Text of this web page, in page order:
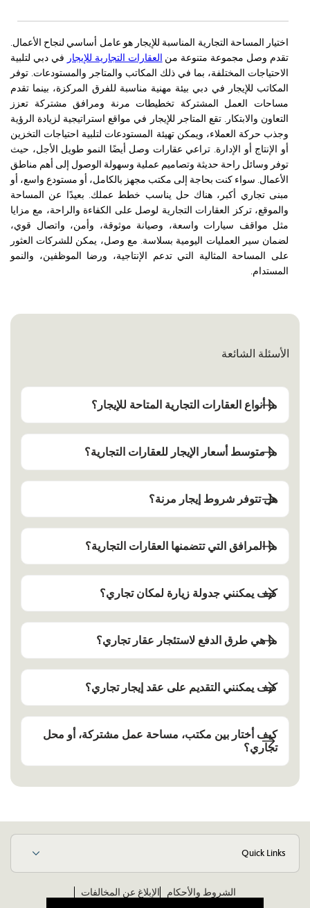
اختيار المساحة التجارية المناسبة للإيجار هو عامل أساسي لنجاح الأعمال.
تقدم وصل مجموعة متنوعة من العقارات التجارية للإيجار في دبي لتلبية
الاحتياجات المختلفة، بما في ذلك المكاتب والمتاجر والمستودعات. توفر
المكاتب للإيجار في دبي بيئة مهنية مناسبة للفرق المركزة، بينما تقدم
مساحات العمل المشتركة تخطيطات مرنة ومرافق مشتركة تعزز
التعاون والابتكار. تقع المتاجر للإيجار في مواقع استراتيجية لزيادة الرؤية
وجذب حركة العملاء، ويمكن تهيئة المستودعات لتلبية احتياجات التخزين
أو الإنتاج أو الإدارة. تراعي عقارات وصل أيضًا النمو طويل الأجل، حيث
توفر وسائل راحة حديثة وتصاميم عملية وسهولة الوصول إلى أهم مناطق
الأعمال. سواء كنت بحاجة إلى مكتب مجهز بالكامل، أو مستودع واسع، أو
مبنى تجاري أكبر، هناك حل يناسب خطط عملك. بعيدًا عن المساحة
والموقع، تركز العقارات التجارية لوصل على الكفاءة والراحة، مع مزايا
مثل مواقف سيارات واسعة، وصيانة موثوقة، وأمن، واتصال قوي،
لضمان سير العمليات اليومية بسلاسة. مع وصل، يمكن للشركات العثور
على المساحة المثالية التي تدعم الإنتاجية، ورضا الموظفين، والنمو
المستدام.
الأسئلة الشائعة
ما أنواع العقارات التجارية المتاحة للإيجار؟
ما متوسط أسعار الإيجار للعقارات التجارية؟
هل تتوفر شروط إيجار مرنة؟
ما المرافق التي تتضمنها العقارات التجارية؟
كيف يمكنني جدولة زيارة لمكان تجاري؟
ما هي طرق الدفع لاستئجار عقار تجاري؟
كيف يمكنني التقديم على عقد إيجار تجاري؟
كيف أختار بين مكتب، مساحة عمل مشتركة، أو محل
تجاري؟
Quick Links
الشروط والأحكام
الإبلاغ عن المخالفات